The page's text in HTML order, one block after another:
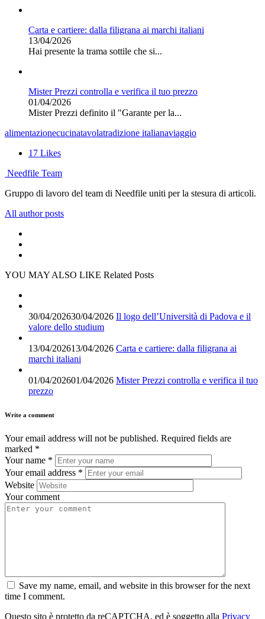
Carta e cartiere: dalla filigrana ai marchi italiani
13/04/2026
Hai presente la trama sottile che si...
Mister Prezzi controlla e verifica il tuo prezzo
01/04/2026
Mister Prezzi definito il "Garante per la...
alimentazionecucinatavolatradizione italianaviaggio
17 Likes
Needfile Team
Gruppo di lavoro del team di Needfile uniti per la stesura di articoli.
All author posts
YOU MAY ALSO LIKE Related Posts
30/04/202630/04/2026 Il logo dell’Università di Padova e il
valore dello studium
13/04/202613/04/2026 Carta e cartiere: dalla filigrana ai
marchi italiani
01/04/202601/04/2026 Mister Prezzi controlla e verifica il tuo
prezzo
Write a comment
Your email address will not be published. Required fields are
marked *
Your name *
Your email address *
Website
Your comment
Save my name, email, and website in this browser for the next
time I comment.
Questo sito è protetto da reCAPTCHA, ed è soggetto alla Privacy